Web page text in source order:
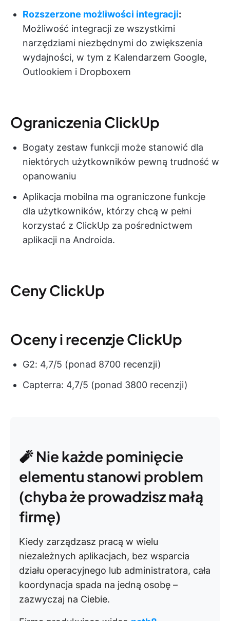
Rozszerzone możliwości integracji:
Możliwość integracji ze wszystkimi
narzędziami niezbędnymi do zwiększenia
wydajności, w tym z Kalendarzem Google,
Outlookiem i Dropboxem
Ograniczenia ClickUp
Bogaty zestaw funkcji może stanowić dla
niektórych użytkowników pewną trudność w
opanowaniu
Aplikacja mobilna ma ograniczone funkcje
dla użytkowników, którzy chcą w pełni
korzystać z ClickUp za pośrednictwem
aplikacji na Androida.
Ceny ClickUp
Oceny i recenzje ClickUp
G2: 4,7/5 (ponad 8700 recenzji)
Capterra: 4,7/5 (ponad 3800 recenzji)
🧨 Nie każde pominięcie
elementu stanowi problem
(chyba że prowadzisz małą
firmę)
Kiedy zarządzasz pracą w wielu
niezależnych aplikacjach, bez wsparcia
działu operacyjnego lub administratora, cała
koordynacja spada na jedną osobę –
zazwyczaj na Ciebie.